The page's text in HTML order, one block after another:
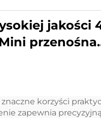
jakości
Mini przenośna
zasilania
korzyści
zapewnia